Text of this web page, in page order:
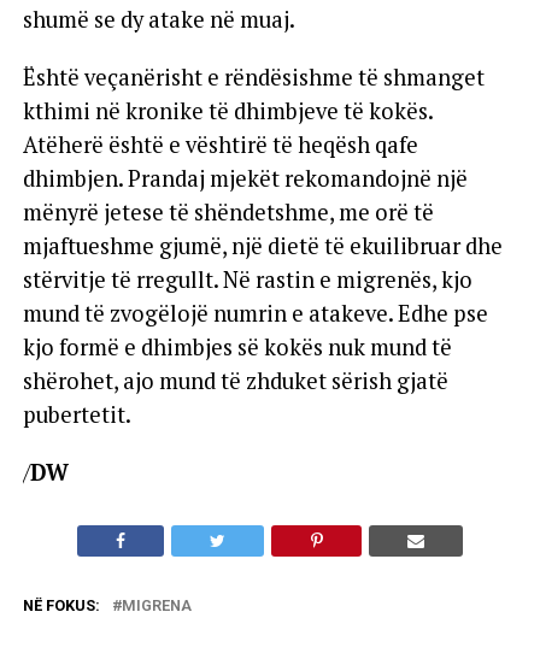
shumë se dy atake në muaj.
Është veçanërisht e rëndësishme të shmanget
kthimi në kronike të dhimbjeve të kokës.
Atëherë është e vështirë të heqësh qafe
dhimbjen. Prandaj mjekët rekomandojnë një
mënyrë jetese të shëndetshme, me orë të
mjaftueshme gjumë, një dietë të ekuilibruar dhe
stërvitje të rregullt. Në rastin e migrenës, kjo
mund të zvogëlojë numrin e atakeve. Edhe pse
kjo formë e dhimbjes së kokës nuk mund të
shërohet, ajo mund të zhduket sërish gjatë
pubertetit.
/DW
NË FOKUS: MIGRENA